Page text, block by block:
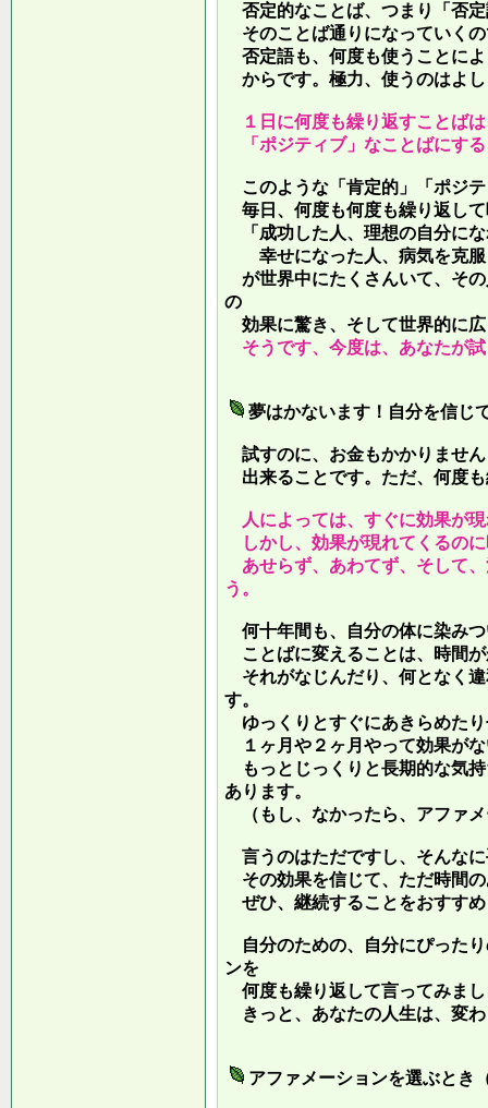
否定的なことば、つまり「否
そのことば通りになっていく
否定語も、何度も使うことに
からです。極力、使うのはよ
１日に何度も繰り返すことば
「ポジティブ」なことばにす
このような「肯定的」「ポジ
毎日、何度も何度も繰り返し
「成功した人、理想の自分に
幸せになった人、病気を克服
が世界中にたくさんいて、そ
の
効果に驚き、そして世界的に
そうです、今度は、あなたが
夢はかないます！自分を信じ
試すのに、お金もかかりませ
出来ることです。ただ、何度
人によっては、すぐに効果が
しかし、効果が現れてくるの
あせらず、あわてず、そして
う。
何十年間も、自分の体に染み
ことばに変えることは、時間
それがなじんだり、何となく
す。
ゆっくりとすぐにあきらめた
１ヶ月や２ヶ月やって効果が
もっとじっくりと長期的な気
あります。
（もし、なかったら、アファ
言うのはただですし、そんな
その効果を信じて、ただ時間
ぜひ、継続することをおすす
自分のための、自分にぴった
ンを
何度も繰り返して言ってみま
きっと、あなたの人生は、変
アファメーションを選ぶとき